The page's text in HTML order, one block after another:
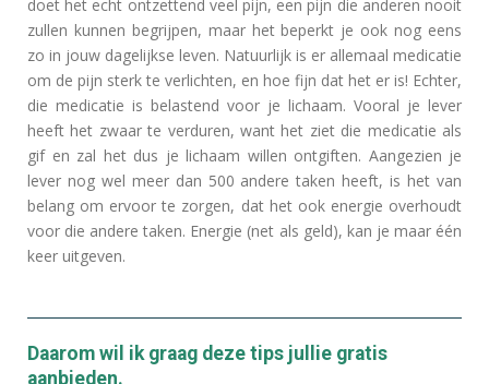
doet het echt ontzettend veel pijn, een pijn die anderen nooit
zullen kunnen begrijpen, maar het beperkt je ook nog eens
zo in jouw dagelijkse leven. Natuurlijk is er allemaal medicatie
om de pijn sterk te verlichten, en hoe fijn dat het er is! Echter,
die medicatie is belastend voor je lichaam. Vooral je lever
heeft het zwaar te verduren, want het ziet die medicatie als
gif en zal het dus je lichaam willen ontgiften. Aangezien je
lever nog wel meer dan 500 andere taken heeft, is het van
belang om ervoor te zorgen, dat het ook energie overhoudt
voor die andere taken. Energie (net als geld), kan je maar één
keer uitgeven.
Daarom wil ik graag deze tips jullie gratis
aanbieden.